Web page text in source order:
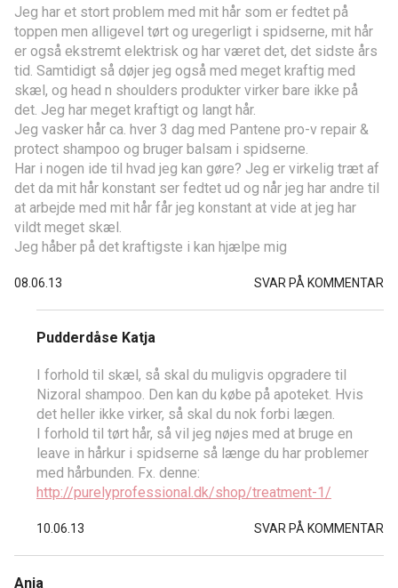
Jeg har et stort problem med mit hår som er fedtet på
toppen men alligevel tørt og uregerligt i spidserne, mit hår
er også ekstremt elektrisk og har været det, det sidste års
tid. Samtidigt så døjer jeg også med meget kraftig med
skæl, og head n shoulders produkter virker bare ikke på
det. Jeg har meget kraftigt og langt hår.
Jeg vasker hår ca. hver 3 dag med Pantene pro-v repair &
protect shampoo og bruger balsam i spidserne.
Har i nogen ide til hvad jeg kan gøre? Jeg er virkelig træt af
det da mit hår konstant ser fedtet ud og når jeg har andre til
at arbejde med mit hår får jeg konstant at vide at jeg har
vildt meget skæl.
Jeg håber på det kraftigste i kan hjælpe mig
08.06.13 SVAR PÅ KOMMENTAR
Pudderdåse Katja
I forhold til skæl, så skal du muligvis opgradere til
Nizoral shampoo. Den kan du købe på apoteket. Hvis
det heller ikke virker, så skal du nok forbi lægen.
I forhold til tørt hår, så vil jeg nøjes med at bruge en
leave in hårkur i spidserne så længe du har problemer
med hårbunden. Fx. denne:
http://purelyprofessional.dk/shop/treatment-1/
10.06.13 SVAR PÅ KOMMENTAR
Anja